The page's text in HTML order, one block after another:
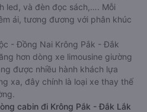
led, và đèn đọc sách,…. Mỗi
ái, tương đương với phân khúc
- Đồng Nai Krông Pắk - Đắk
hơn dòng xe limousine giường
được nhiều hành khách lựa
xa, đây chính là loại xe thay thế
cabin đi Krông Pắk - Đắk Lắk